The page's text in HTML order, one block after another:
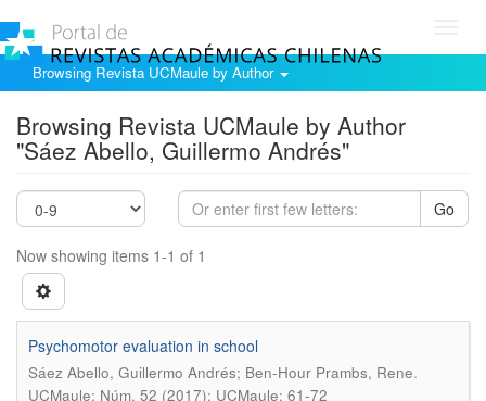
Browsing Revista UCMaule by Author
Browsing Revista UCMaule by Author
"Sáez Abello, Guillermo Andrés"
Go
Now showing items 1-1 of 1
Psychomotor evaluation in school
Sáez Abello, Guillermo Andrés; Ben-Hour Prambs, Rene.
UCMaule; Núm. 52 (2017): UCMaule; 61-72